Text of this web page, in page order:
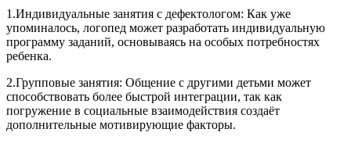
1.Индивидуальные занятия с дефектологом: Как уже
упоминалось, логопед может разработать индивидуальную
программу заданий, основываясь на особых потребностях
ребенка.
2.Групповые занятия: Общение с другими детьми может
способствовать более быстрой интеграции, так как
погружение в социальные взаимодействия создаёт
дополнительные мотивирующие факторы.